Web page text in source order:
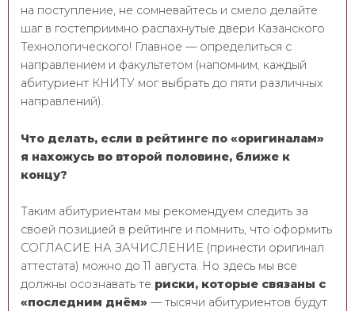
на поступление, не сомневайтесь и смело делайте
шаг в гостеприимно распахнутые двери Казанского
Технологического! Главное — определиться с
направлением и факультетом (напомним, каждый
абитуриент КНИТУ мог выбрать до пяти различных
направлений).
Что делать, если в рейтинге по «оригиналам»
я нахожусь во второй половине, ближе к
концу?
Таким абитуриентам мы рекомендуем следить за
своей позицией в рейтинге и помнить, что оформить
СОГЛАСИЕ НА ЗАЧИСЛЕНИЕ (принести оригинал
аттестата) можно до 11 августа. Но здесь мы все
должны осознавать те риски, которые связаны с
«последним днём» — тысячи абитуриентов будут